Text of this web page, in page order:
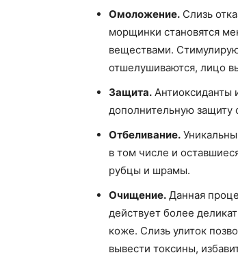
Омоложение. Слизь
морщинки становятся
веществами.
отшелушиваются, лицо
Защита. Антиоксиданты
дополнительную защиту
Отбеливание.
в том числе и
рубцы и шрамы.
Очищение. Данная
действует более
коже. Слизь улиток
вывести токсины,